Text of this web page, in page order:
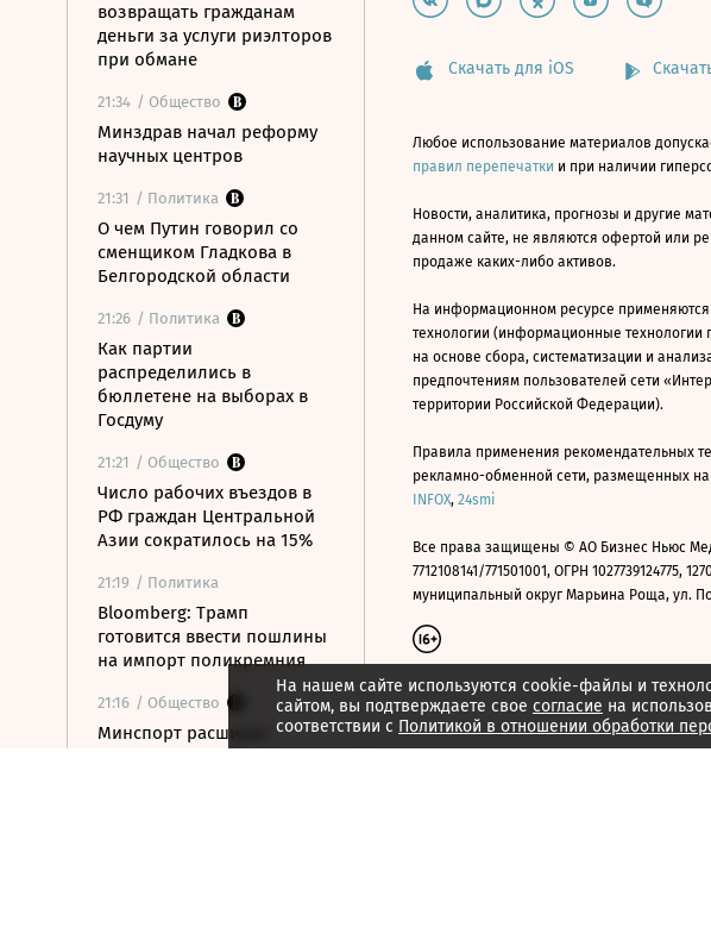
возвращать гражданам
деньги за услуги риэлторов
при обмане
21:34 / Общество
Минздрав начал реформу
научных центров
21:31 / Политика
О чем Путин говорил со
сменщиком Гладкова в
Белгородской области
21:26 / Политика
Как партии
распределились в
бюллетене на выборах в
Госдуму
21:21 / Общество
Число рабочих въездов в
РФ граждан Центральной
Азии сократилось на 15%
21:19 / Политика
Bloomberg: Трамп
готовится ввести пошлины
на импорт поликремния
21:16 / Общество
Минспорт расширит
На нашем сайте используются cookie-файлы и
сайтом, вы подтверждаете свое согласие на
соответствии с Политикой в отношении обработки
Скачать для iOS
Любое использование материалов
правил перепечатки и при наличии
Новости, аналитика, прогнозы и другие
данном сайте, не являются офертой или
продаже каких-либо активов.
На информационном ресурсе
технологии (информационные
на основе сбора, систематизации и
предпочтениям пользователей сети
территории Российской Федерации).
Правила применения рекомендательных
рекламно-обменной сети, размещенных
INFOX, 24smi
Все права защищены © АО Бизнес Ньюс
7712108141/771501001, ОГРН 1027739124775,
муниципальный округ Марьина Роща, ул.